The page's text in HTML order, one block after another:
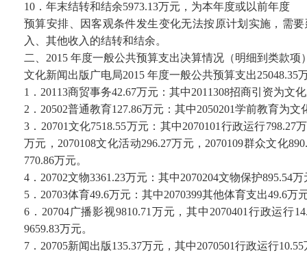
10．年末结转和结余5973.13万元，为本年度或以前年度
预算安排、因客观条件发生变化无法按原计划实施，需
入、其他收入的结转和结余。
二、2015 年度一般公共预算支出决算情况（明细到类款项
文化新闻出版广电局2015 年度一般公共预算支出25048.35
1．20113商贸事务42.67万元：其中2011308招商引资为
2．20502普通教育127.86万元：其中2050201学前教育为
3．20701文化7518.55万元：其中2070101行政运行798.27
万元，2070108文化活动296.27万元，2070109群众文化
770.86万元。
4．20702文物3361.23万元：其中2070204文物保护895.54
5．20703体育49.6万元：其中2070399其他体育支出49.6万
6．20704广播影视9810.71万元，其中2070401行政运行
9659.83万元。
7．20705新闻出版135.37万元，其中2070501行政运行